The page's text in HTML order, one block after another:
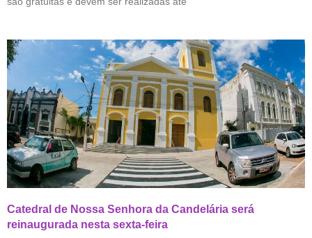
Catedral de Nossa Senhora da Candelária será
reinaugurada nesta sexta-feira